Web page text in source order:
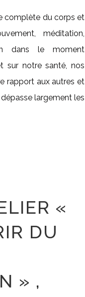
complète du corps et
méditation,
dans le moment
sur notre santé, nos
rapport aux autres et
largement les
«
DU
» ,